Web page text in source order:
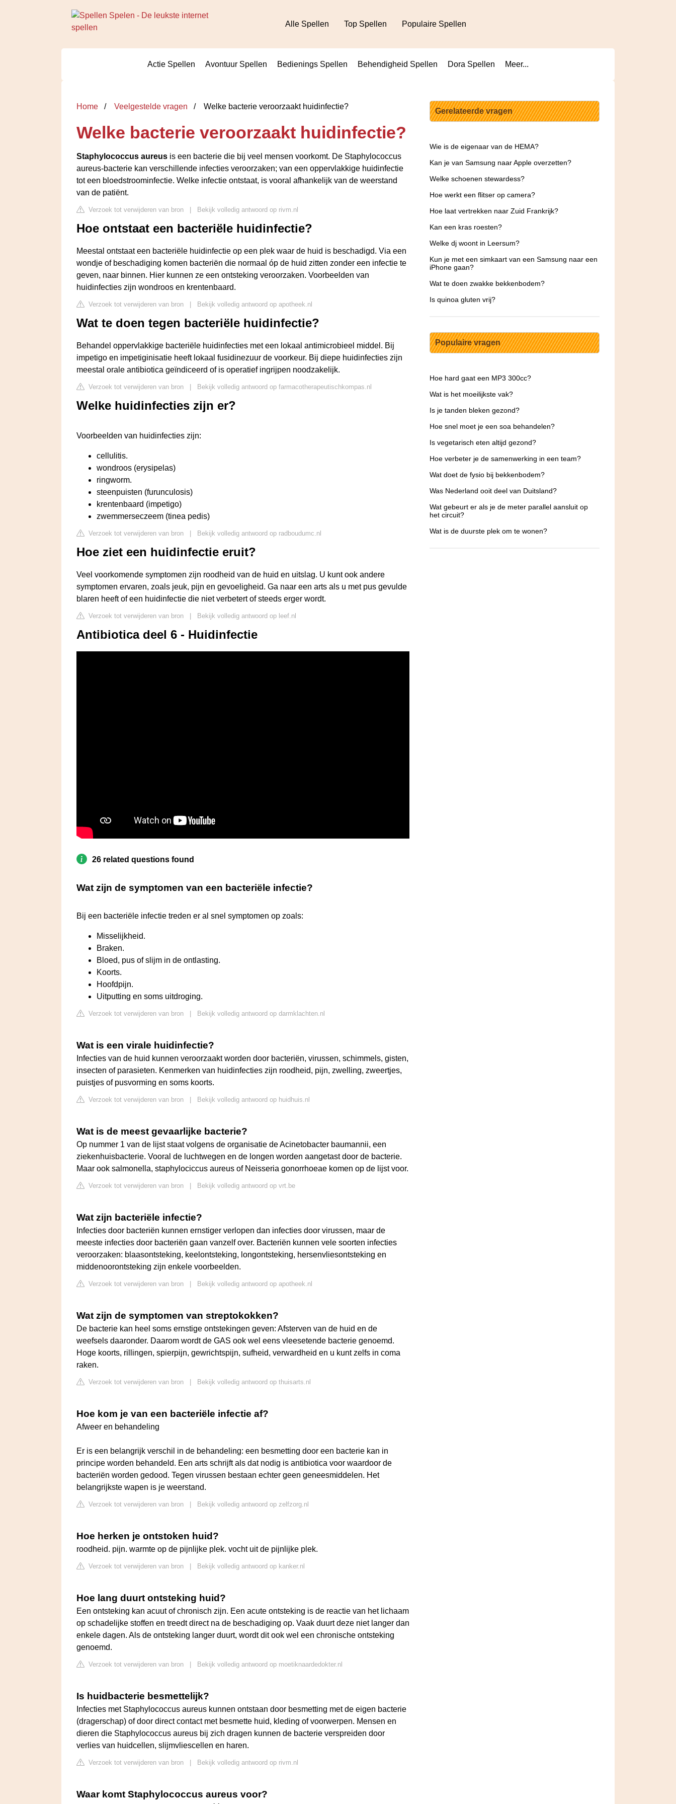
Alle Spellen Top Spellen Populaire Spellen
Actie Spellen Avontuur Spellen Bedienings Spellen Behendigheid Spellen Dora Spellen Meer...
Home Veelgestelde vragen Welke bacterie veroorzaakt huidinfectie?
Welke bacterie veroorzaakt huidinfectie?
Staphylococcus aureus is een bacterie die bij veel mensen voorkomt. De Staphylococcus
aureus-bacterie kan verschillende infecties veroorzaken; van een oppervlakkige huidinfectie
tot een bloedstroominfectie. Welke infectie ontstaat, is vooral afhankelijk van de weerstand
van de patiënt.
Verzoek tot verwijderen van bron Bekijk volledig antwoord op rivm.nl
Hoe ontstaat een bacteriële huidinfectie?
Meestal ontstaat een bacteriële huidinfectie op een plek waar de huid is beschadigd. Via een
wondje of beschadiging komen bacteriën die normaal óp de huid zitten zonder een infectie te
geven, naar binnen. Hier kunnen ze een ontsteking veroorzaken. Voorbeelden van
huidinfecties zijn wondroos en krentenbaard.
Verzoek tot verwijderen van bron Bekijk volledig antwoord op apotheek.nl
Wat te doen tegen bacteriële huidinfectie?
Behandel oppervlakkige bacteriële huidinfecties met een lokaal antimicrobieel middel. Bij
impetigo en impetiginisatie heeft lokaal fusidinezuur de voorkeur. Bij diepe huidinfecties zijn
meestal orale antibiotica geïndiceerd of is operatief ingrijpen noodzakelijk.
Verzoek tot verwijderen van bron Bekijk volledig antwoord op farmacotherapeutischkompas.nl
Welke huidinfecties zijn er?
Voorbeelden van huidinfecties zijn:
cellulitis.
wondroos (erysipelas)
ringworm.
steenpuisten (furunculosis)
krentenbaard (impetigo)
zwemmerseczeem (tinea pedis)
Verzoek tot verwijderen van bron Bekijk volledig antwoord op radboudumc.nl
Hoe ziet een huidinfectie eruit?
Veel voorkomende symptomen zijn roodheid van de huid en uitslag. U kunt ook andere
symptomen ervaren, zoals jeuk, pijn en gevoeligheid. Ga naar een arts als u met pus gevulde
blaren heeft of een huidinfectie die niet verbetert of steeds erger wordt.
Verzoek tot verwijderen van bron Bekijk volledig antwoord op leef.nl
Antibiotica deel 6 - Huidinfectie
26 related questions found
Wat zijn de symptomen van een bacteriële infectie?
Bij een bacteriële infectie treden er al snel symptomen op zoals:
Misselijkheid.
Braken.
Bloed, pus of slijm in de ontlasting.
Koorts.
Hoofdpijn.
Uitputting en soms uitdroging.
Verzoek tot verwijderen van bron Bekijk volledig antwoord op darmklachten.nl
Wat is een virale huidinfectie?
Infecties van de huid kunnen veroorzaakt worden door bacteriën, virussen, schimmels, gisten,
insecten of parasieten. Kenmerken van huidinfecties zijn roodheid, pijn, zwelling, zweertjes,
puistjes of pusvorming en soms koorts.
Verzoek tot verwijderen van bron Bekijk volledig antwoord op huidhuis.nl
Wat is de meest gevaarlijke bacterie?
Op nummer 1 van de lijst staat volgens de organisatie de Acinetobacter baumannii, een
ziekenhuisbacterie. Vooral de luchtwegen en de longen worden aangetast door de bacterie.
Maar ook salmonella, staphylociccus aureus of Neisseria gonorrhoeae komen op de lijst voor.
Verzoek tot verwijderen van bron Bekijk volledig antwoord op vrt.be
Wat zijn bacteriële infectie?
Infecties door bacteriën kunnen ernstiger verlopen dan infecties door virussen, maar de
meeste infecties door bacteriën gaan vanzelf over. Bacteriën kunnen vele soorten infecties
veroorzaken: blaasontsteking, keelontsteking, longontsteking, hersenvliesontsteking en
middenoorontsteking zijn enkele voorbeelden.
Verzoek tot verwijderen van bron Bekijk volledig antwoord op apotheek.nl
Wat zijn de symptomen van streptokokken?
De bacterie kan heel soms ernstige ontstekingen geven: Afsterven van de huid en de
weefsels daaronder. Daarom wordt de GAS ook wel eens vleesetende bacterie genoemd.
Hoge koorts, rillingen, spierpijn, gewrichtspijn, sufheid, verwardheid en u kunt zelfs in coma
raken.
Verzoek tot verwijderen van bron Bekijk volledig antwoord op thuisarts.nl
Hoe kom je van een bacteriële infectie af?
Afweer en behandeling
Er is een belangrijk verschil in de behandeling: een besmetting door een bacterie kan in
principe worden behandeld. Een arts schrijft als dat nodig is antibiotica voor waardoor de
bacteriën worden gedood. Tegen virussen bestaan echter geen geneesmiddelen. Het
belangrijkste wapen is je weerstand.
Verzoek tot verwijderen van bron Bekijk volledig antwoord op zelfzorg.nl
Hoe herken je ontstoken huid?
roodheid. pijn. warmte op de pijnlijke plek. vocht uit de pijnlijke plek.
Verzoek tot verwijderen van bron Bekijk volledig antwoord op kanker.nl
Hoe lang duurt ontsteking huid?
Een ontsteking kan acuut of chronisch zijn. Een acute ontsteking is de reactie van het lichaam
op schadelijke stoffen en treedt direct na de beschadiging op. Vaak duurt deze niet langer dan
enkele dagen. Als de ontsteking langer duurt, wordt dit ook wel een chronische ontsteking
genoemd.
Verzoek tot verwijderen van bron Bekijk volledig antwoord op moetiknaardedokter.nl
Is huidbacterie besmettelijk?
Infecties met Staphylococcus aureus kunnen ontstaan door besmetting met de eigen bacterie
(dragerschap) of door direct contact met besmette huid, kleding of voorwerpen. Mensen en
dieren die Staphylococcus aureus bij zich dragen kunnen de bacterie verspreiden door
verlies van huidcellen, slijmvliescellen en haren.
Verzoek tot verwijderen van bron Bekijk volledig antwoord op rivm.nl
Waar komt Staphylococcus aureus voor?
Gerelateerde vragen
Wie is de eigenaar van de HEMA?
Kan je van Samsung naar Apple overzetten?
Welke schoenen stewardess?
Hoe werkt een flitser op camera?
Hoe laat vertrekken naar Zuid Frankrijk?
Kan een kras roesten?
Welke dj woont in Leersum?
Kun je met een simkaart van een Samsung naar een
iPhone gaan?
Wat te doen zwakke bekkenbodem?
Is quinoa gluten vrij?
Populaire vragen
Hoe hard gaat een MP3 300cc?
Wat is het moeilijkste vak?
Is je tanden bleken gezond?
Hoe snel moet je een soa behandelen?
Is vegetarisch eten altijd gezond?
Hoe verbeter je de samenwerking in een team?
Wat doet de fysio bij bekkenbodem?
Was Nederland ooit deel van Duitsland?
Wat gebeurt er als je de meter parallel aansluit op
het circuit?
Wat is de duurste plek om te wonen?